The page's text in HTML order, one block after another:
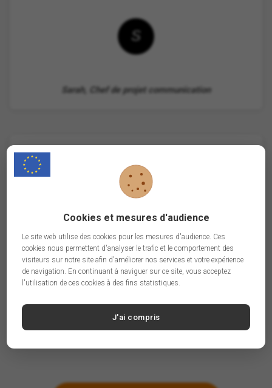
S
Sarah, Chef de projet communication
"Une solution fiable et rapide ! Nos ventes ont
augmenté grâce aux adresses ciblées fournies
A
Cookies et mesures d'audience
Le site web utilise des cookies pour les mesures d'audience. Ces
cookies nous permettent d'analyser le trafic et le comportement des
visiteurs sur notre site afin d'améliorer nos services et votre expérience
de navigation. En continuant à naviguer sur ce site, vous acceptez
l'utilisation de ces cookies à des fins statistiques.
J'ai compris